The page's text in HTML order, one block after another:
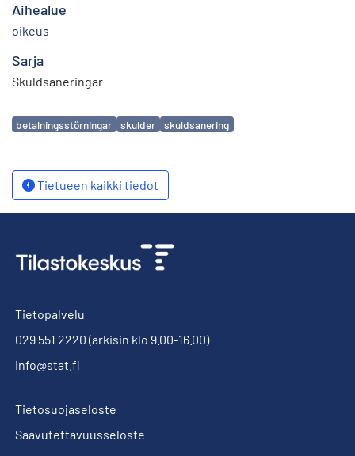
Aihealue
oikeus
Sarja
Skuldsaneringar
Avainsanat
betalningsstörningar skulder skuldsanering
Tietueen kaikki tiedot
Tietopalvelu
029 551 2220 (arkisin klo 9.00-16.00)
info@stat.fi
Tietosuojaseloste
Saavutettavuusseloste